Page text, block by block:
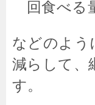
回食べる
などのよう
減らして、
す。